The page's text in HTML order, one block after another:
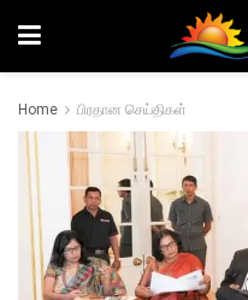
Home பிரதான செய்திகள்